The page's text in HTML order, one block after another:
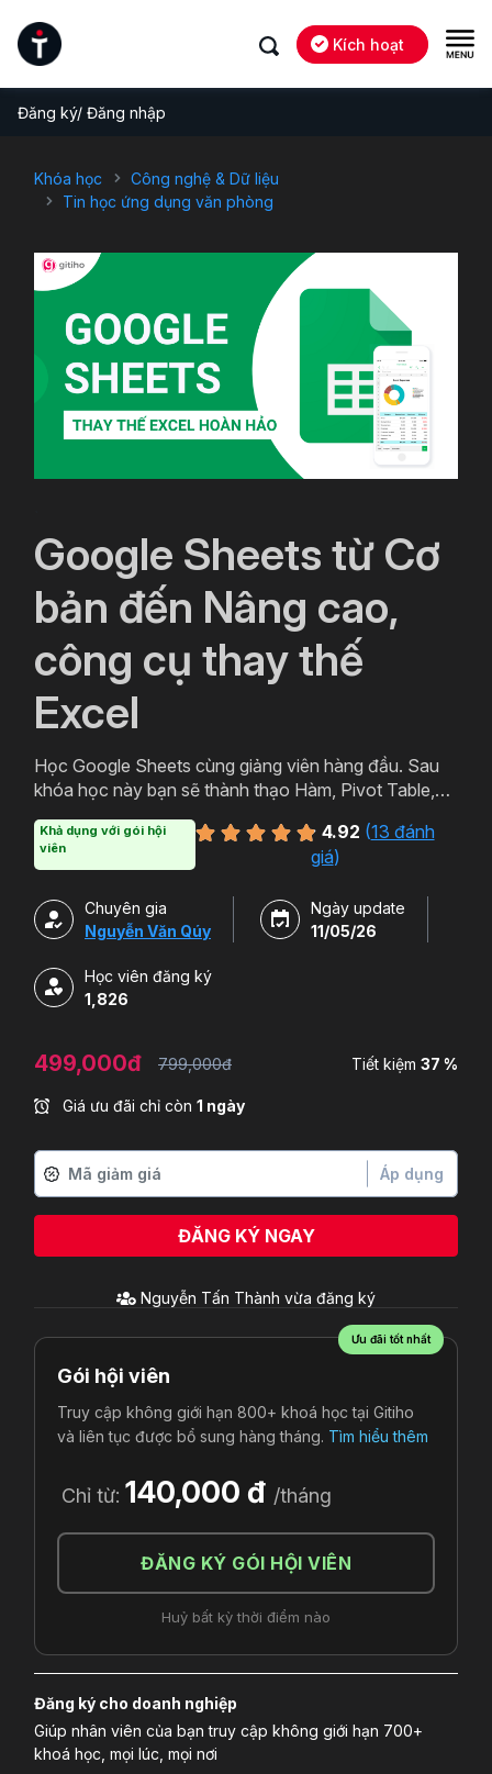
Kích hoạt
Đăng ký/ Đăng nhập
Khóa học
Công nghệ & Dữ liệu
Tin học ứng dụng văn phòng
Google Sheets từ Cơ
bản đến Nâng cao,
công cụ thay thế
Excel
Học Google Sheets cùng giảng viên hàng đầu. Sau
khóa học này bạn sẽ thành thạo Hàm, Pivot Table,
Ngoài ra bạn còn có thể học thêm Add-on và cách
sử dụng nhiều tiện ích Tuyệt vời của Google.
Khả dụng với gói hội
viên
4.92 (13 đánh
giá)
Chuyên gia
Nguyễn Văn Qúy
Ngày update
11/05/26
Học viên đăng ký
1,826
499,000đ 799,000đ Tiết kiệm 37 %
Giá ưu đãi chỉ còn 1 ngày
Áp dụng
ĐĂNG KÝ NGAY
Ưu đãi tốt nhất
Gói hội viên
Truy cập không giới hạn 800+ khoá học tại Gitiho
và liên tục được bổ sung hàng tháng. Tìm hiểu thêm
Chỉ từ: 140,000 đ /tháng
ĐĂNG KÝ GÓI HỘI VIÊN
Huỷ bất kỳ thời điểm nào
Đăng ký cho doanh nghiệp
Giúp nhân viên của bạn truy cập không giới hạn 700+
khoá học, mọi lúc, mọi nơi